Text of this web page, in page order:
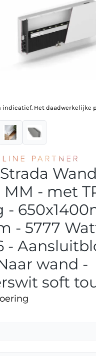
indicatief. Het daadwerkelijke
Wand
- met
-
- 5777
-
wand -
soft